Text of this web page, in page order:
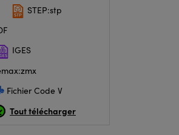
STEP:stp
IGES
Fichier Code V
Tout télécharger